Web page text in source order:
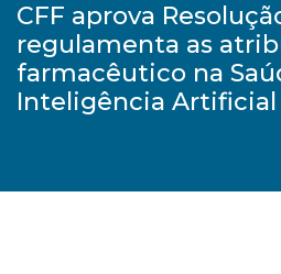
CFF aprova
regulamenta as
farmacêutico na
Inteligência Artificial